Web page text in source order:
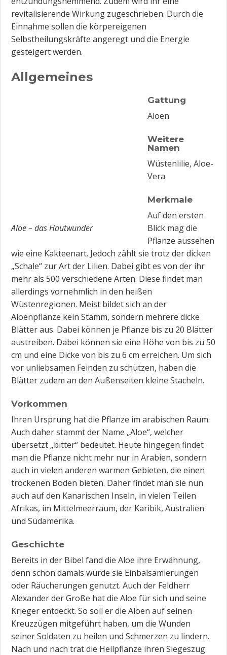
revitalisierende Wirkung zugeschrieben. Durch die
Einnahme sollen die körpereigenen
Selbstheilungskräfte angeregt und die Energie
gesteigert werden.
Allgemeines
Aloe – das Hautwunder
Gattung
Aloen
Weitere
Namen
Wüstenlilie, Aloe-
Vera
Merkmale
Auf den ersten
Blick mag die
Pflanze aussehen
wie eine Kakteenart. Jedoch zählt sie trotz der dicken
„Schale“ zur Art der Lilien. Dabei gibt es von der ihr
mehr als 500 verschiedene Arten. Diese findet man
allerdings vornehmlich in den heißen
Wüstenregionen. Meist bildet sich an der
Aloenpflanze kein Stamm, sondern mehrere dicke
Blätter aus. Dabei können je Pflanze bis zu 20 Blätter
austreiben. Dabei können sie eine Höhe von bis zu 50
cm und eine Dicke von bis zu 6 cm erreichen. Um sich
vor unliebsamen Feinden zu schützen, haben die
Blätter zudem an den Außenseiten kleine Stacheln.
Vorkommen
Ihren Ursprung hat die Pflanze im arabischen Raum.
Auch daher stammt der Name „Aloe“, welcher
übersetzt „bitter“ bedeutet. Heute hingegen findet
man die Pflanze nicht mehr nur in Arabien, sondern
auch in vielen anderen warmen Gebieten, die einen
trockenen Boden bieten. Daher findet man sie nun
auch auf den Kanarischen Inseln, in vielen Teilen
Afrikas, im Mittelmeerraum, der Karibik, Australien
und Südamerika.
Geschichte
Bereits in der Bibel fand die Aloe ihre Erwähnung,
denn schon damals wurde sie Einbalsamierungen
oder Räucherungen genutzt. Auch der Feldherr
Alexander der Große hat die Aloe für sich und seine
Krieger entdeckt. So soll er die Aloen auf seinen
Kreuzzügen mitgeführt haben, um die Wunden
seiner Soldaten zu heilen und Schmerzen zu lindern.
Nach und nach trat die Heilpflanze ihren Siegeszug